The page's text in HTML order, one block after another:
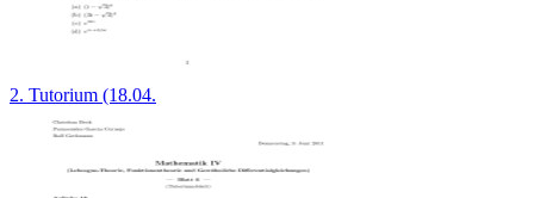
2. Tutorium (18.04.